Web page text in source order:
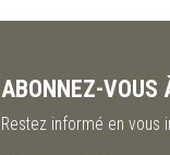
ABONNEZ-VOUS
Restez informé en vous